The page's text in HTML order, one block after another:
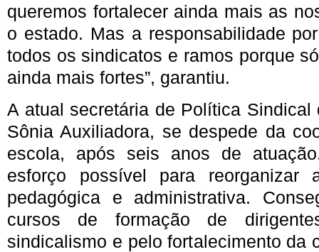
queremos fortalecer ainda mais as
o estado. Mas a responsabilidade
todos os sindicatos e ramos porque
ainda mais fortes”, garantiu.
A atual secretária de Política Sindical
Sônia Auxiliadora, se despede da
escola, após seis anos de
esforço possível para reorganizar
pedagógica e administrativa.
cursos de formação de
sindicalismo e pelo fortalecimento da